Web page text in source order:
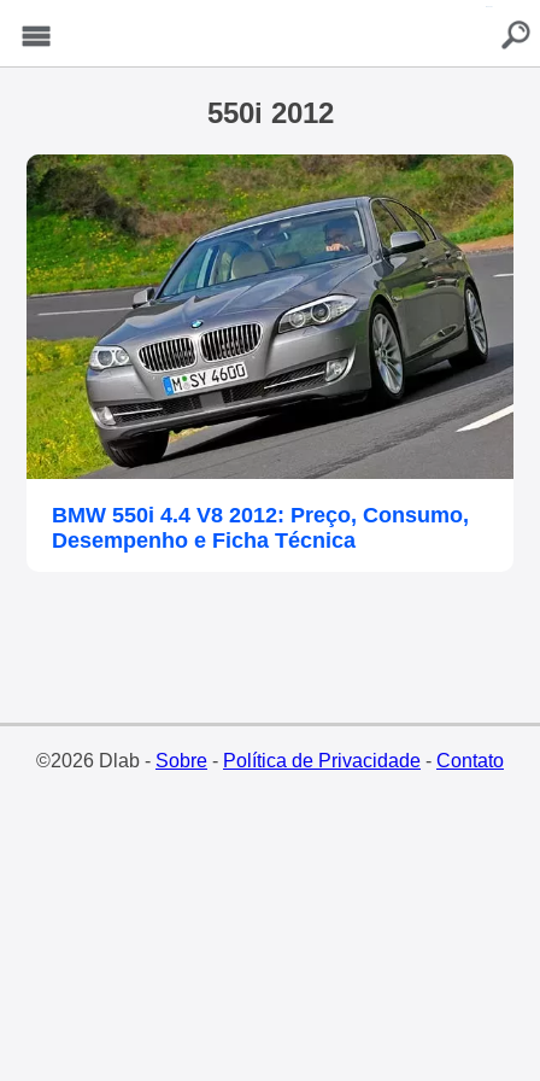
550i 2012
BMW 550i 4.4 V8 2012: Preço, Consumo,
Desempenho e Ficha Técnica
©2026 Dlab - Sobre- Política de Privacidade- Contato